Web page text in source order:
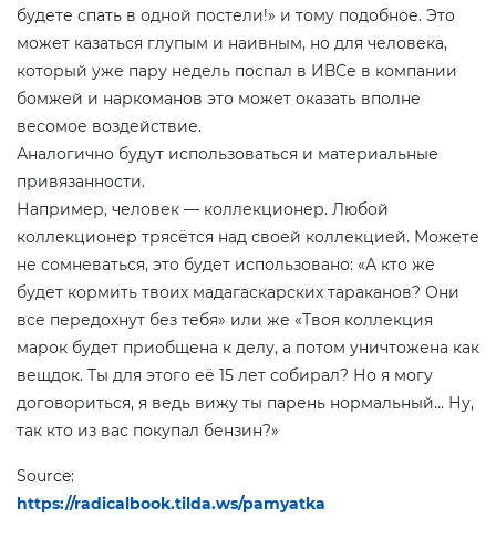
будете спать в одной постели!» и тому подобное. Это
может казаться глупым и наивным, но для человека,
который уже пару недель поспал в ИВСе в компании
бомжей и наркоманов это может оказать вполне
весомое воздействие.
Аналогично будут использоваться и материальные
привязанности.
Например, человек — коллекционер. Любой
коллекционер трясётся над своей коллекцией. Можете
не сомневаться, это будет использовано: «А кто же
будет кормить твоих мадагаскарских тараканов? Они
все передохнут без тебя» или же «Твоя коллекция
марок будет приобщена к делу, а потом уничтожена как
вещдок. Ты для этого её 15 лет собирал? Но я могу
договориться, я ведь вижу ты парень нормальный... Ну,
так кто из вас покупал бензин?»
Source:
https://radicalbook.tilda.ws/pamyatka